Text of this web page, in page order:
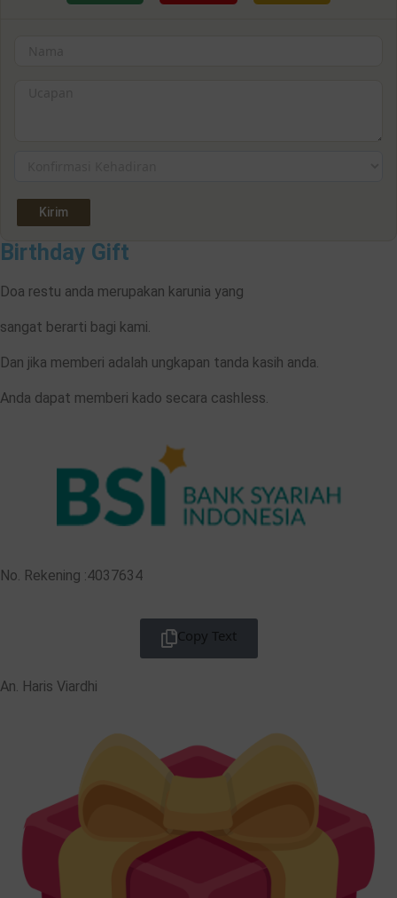
Birthday Gift
Doa restu anda merupakan karunia yang
sangat berarti bagi kami.
Dan jika memberi adalah ungkapan tanda kasih anda.
Anda dapat memberi kado secara cashless.
No. Rekening :4037634
Copy Text
An. Haris Viardhi